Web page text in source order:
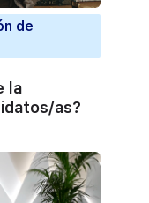
de
la
as?